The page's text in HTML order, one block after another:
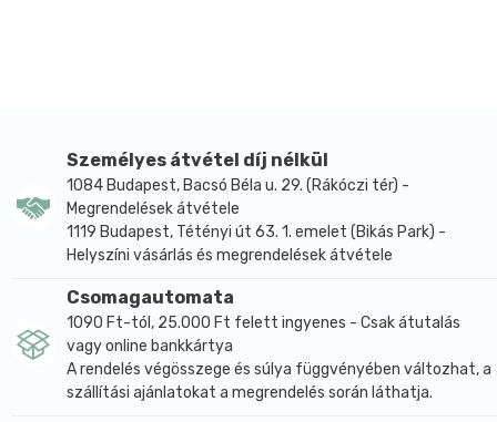
közelebb kerüljünk hozzád, hogy ne kelljen
kompromisszumot kötnöd. Egészséges termékeink
nem tartalmaznak hozzáadott cukrot, nem
tartalmaznak tartósítószert és nem tartalmaznak
Kizárólag Stevia, Eritritol, Xillit segítségével
édesítettük termékeinket. Természetes színezékeket
és aromákat használtunk elkészítésünknél és 70%
gyümölcstartalommal rendelkeznek.
Személyes átvétel díj nélkül
1084 Budapest, Bacsó Béla u. 29. (Rákóczi tér) -
Megrendelések átvétele
1119 Budapest, Tétényi út 63. 1. emelet (Bikás Park) -
Helyszíni vásárlás és megrendelések átvétele
Csomagautomata
1090 Ft-tól, 25.000 Ft felett ingyenes - Csak átutalás
vagy online bankkártya
A rendelés végösszege és súlya függvényében változhat, a
szállítási ajánlatokat a megrendelés során láthatja.